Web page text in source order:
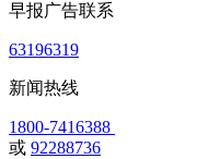
早报广告联系
63196319
新闻热线
1800-7416388
或 92288736